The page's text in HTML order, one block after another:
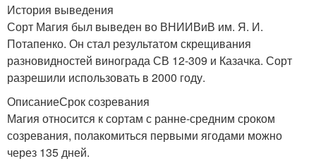
История выведения
Сорт Магия был выведен во ВНИИВиВ им. Я. И.
Потапенко. Он стал результатом скрещивания
разновидностей винограда СВ 12-309 и Казачка. Сорт
разрешили использовать в 2000 году.
ОписаниеСрок созревания
Магия относится к сортам с ранне-средним сроком
созревания, полакомиться первыми ягодами можно
через 135 дней.